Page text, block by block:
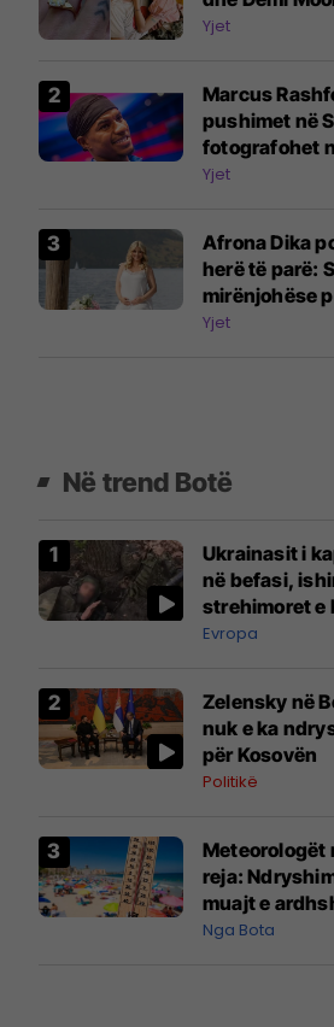
Yjet
Marcus
pushimet në
fotografohet
gjashtë gra
Yjet
Afrona Dika
herë të parë:
mirënjohëse
po rritet
Yjet
Në trend Botë
Ukrainasit i
në befasi,
strehimoret e
Evropa
Zelensky në
nuk e ka
për Kosovën
Politikë
Meteorologët
reja:
muajt e
pazakontë
Nga Bota